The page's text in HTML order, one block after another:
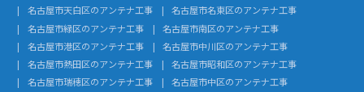
名古屋市天白区のアンテナ工事
名古屋市名東区のアンテナ工事
名古屋市緑区のアンテナ工事
名古屋市南区のアンテナ工事
名古屋市港区のアンテナ工事
名古屋市中川区のアンテナ工事
名古屋市熱田区のアンテナ工事
名古屋市昭和区のアンテナ工事
名古屋市瑞穂区のアンテナ工事
名古屋市中区のアンテナ工事